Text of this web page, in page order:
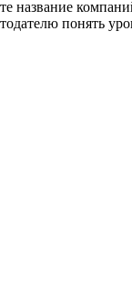
название
понять